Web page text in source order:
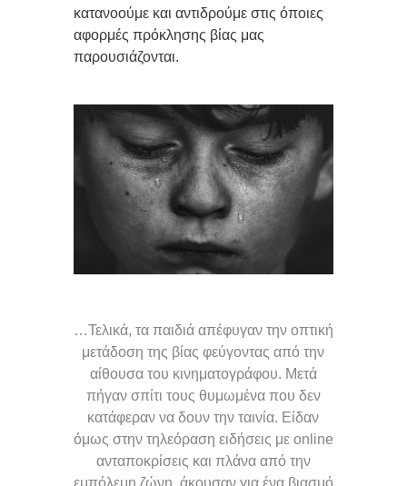
κατανοούμε και αντιδρούμε στις όποιες
αφορμές πρόκλησης βίας μας
παρουσιάζονται.
…Τελικά, τα παιδιά απέφυγαν την οπτική
μετάδοση της βίας φεύγοντας από την
αίθουσα του κινηματογράφου. Μετά
πήγαν σπίτι τους θυμωμένα που δεν
κατάφεραν να δουν την ταινία. Είδαν
όμως στην τηλεόραση ειδήσεις με online
ανταποκρίσεις και πλάνα από την
εμπόλεμη ζώνη, άκουσαν για ένα βιασμό